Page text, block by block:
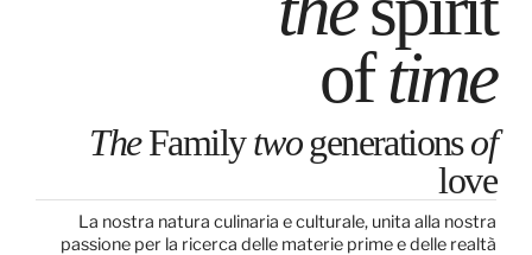
oftime
TheFamilytwogenerationsof
love
La nostra natura culinaria e culturale, unita alla nostra
passione per la ricerca delle materie prime e delle realtà